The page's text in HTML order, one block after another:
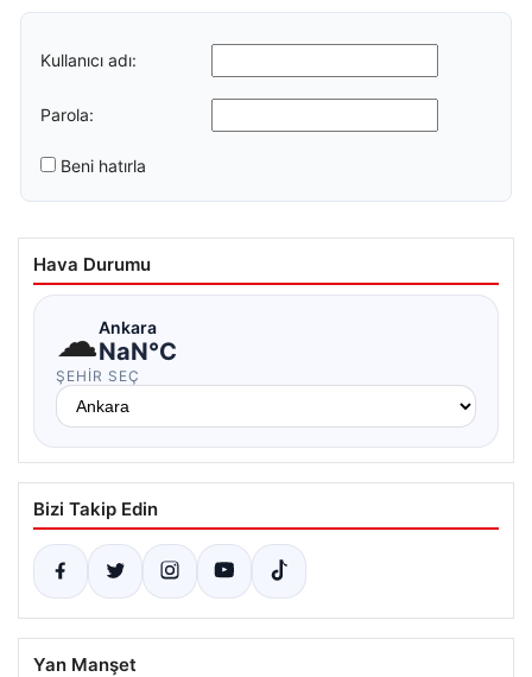
Kullanıcı adı:
Parola:
Beni hatırla
Hava Durumu
☁Ankara
NaN°C
ŞEHIR SEÇ
Bizi Takip Edin
Yan Manşet